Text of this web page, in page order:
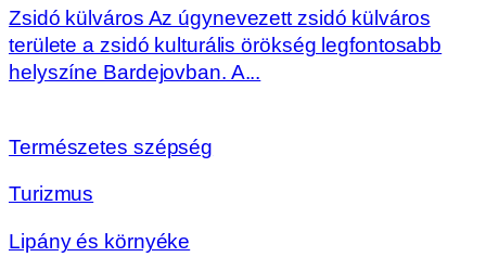
Zsidó külváros Az úgynevezett zsidó külváros
területe a zsidó kulturális örökség legfontosabb
helyszíne Bardejovban. A...
Természetes szépség
Turizmus
Lipány és környéke